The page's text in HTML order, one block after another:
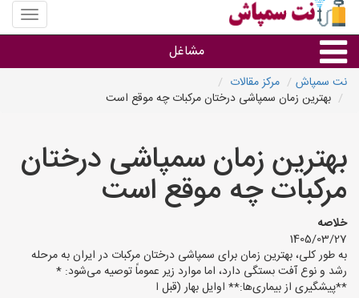
منوی
سایت
مشاغل
گروه ها
استان ها
نت سمپاش
مرکز مقالات
بهترین زمان سمپاشی درختان مرکبات چه موقع است
بهترین زمان سمپاشی درختان
مرکبات چه موقع است
خلاصه
1405/03/27
به طور کلی، بهترین زمان برای سمپاشی درختان مرکبات در ایران به مرحله
رشد و نوع آفت بستگی دارد، اما موارد زیر عموماً توصیه می‌شود: *
**پیشگیری از بیماری‌ها:** اوایل بهار (قبل ا